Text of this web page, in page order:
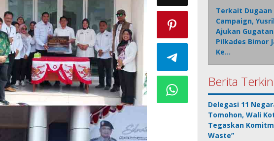
Terkait Dugaan
Campaign, Yusril
Ajukan Gugatan
Pilkades Bimor
Ke…
Berita
Delegasi 11
Tomohon, Wali
Tegaskan
Waste”